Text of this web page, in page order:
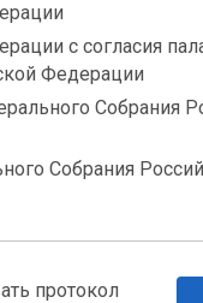
с согласия
Федерации
Собрания
Собрания
протокол